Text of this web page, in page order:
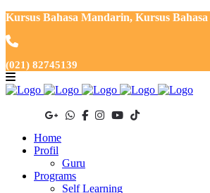
Kursus Bahasa Mandarin, Kursus
(021) 82745139
Home
Profil
Guru
Programs
Self Learning